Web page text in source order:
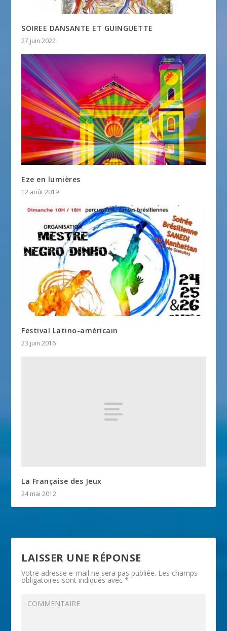
SOIREE DANSANTE ET GUINGUETTE
27 juin 2022
Eze en lumières
12 août 2019
Festival Latino-américain
23 juin 2016
La Française des Jeux
24 mai 2012
LAISSER UNE RÉPONSE
Votre adresse e-mail ne sera pas publiée. Les champs
obligatoires sont indiqués avec*